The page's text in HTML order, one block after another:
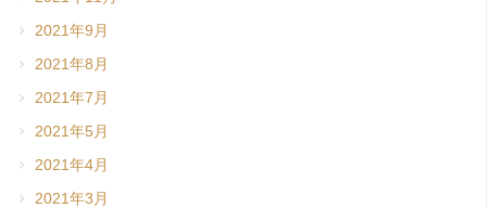
2021年9月
2021年8月
2021年7月
2021年5月
2021年4月
2021年3月